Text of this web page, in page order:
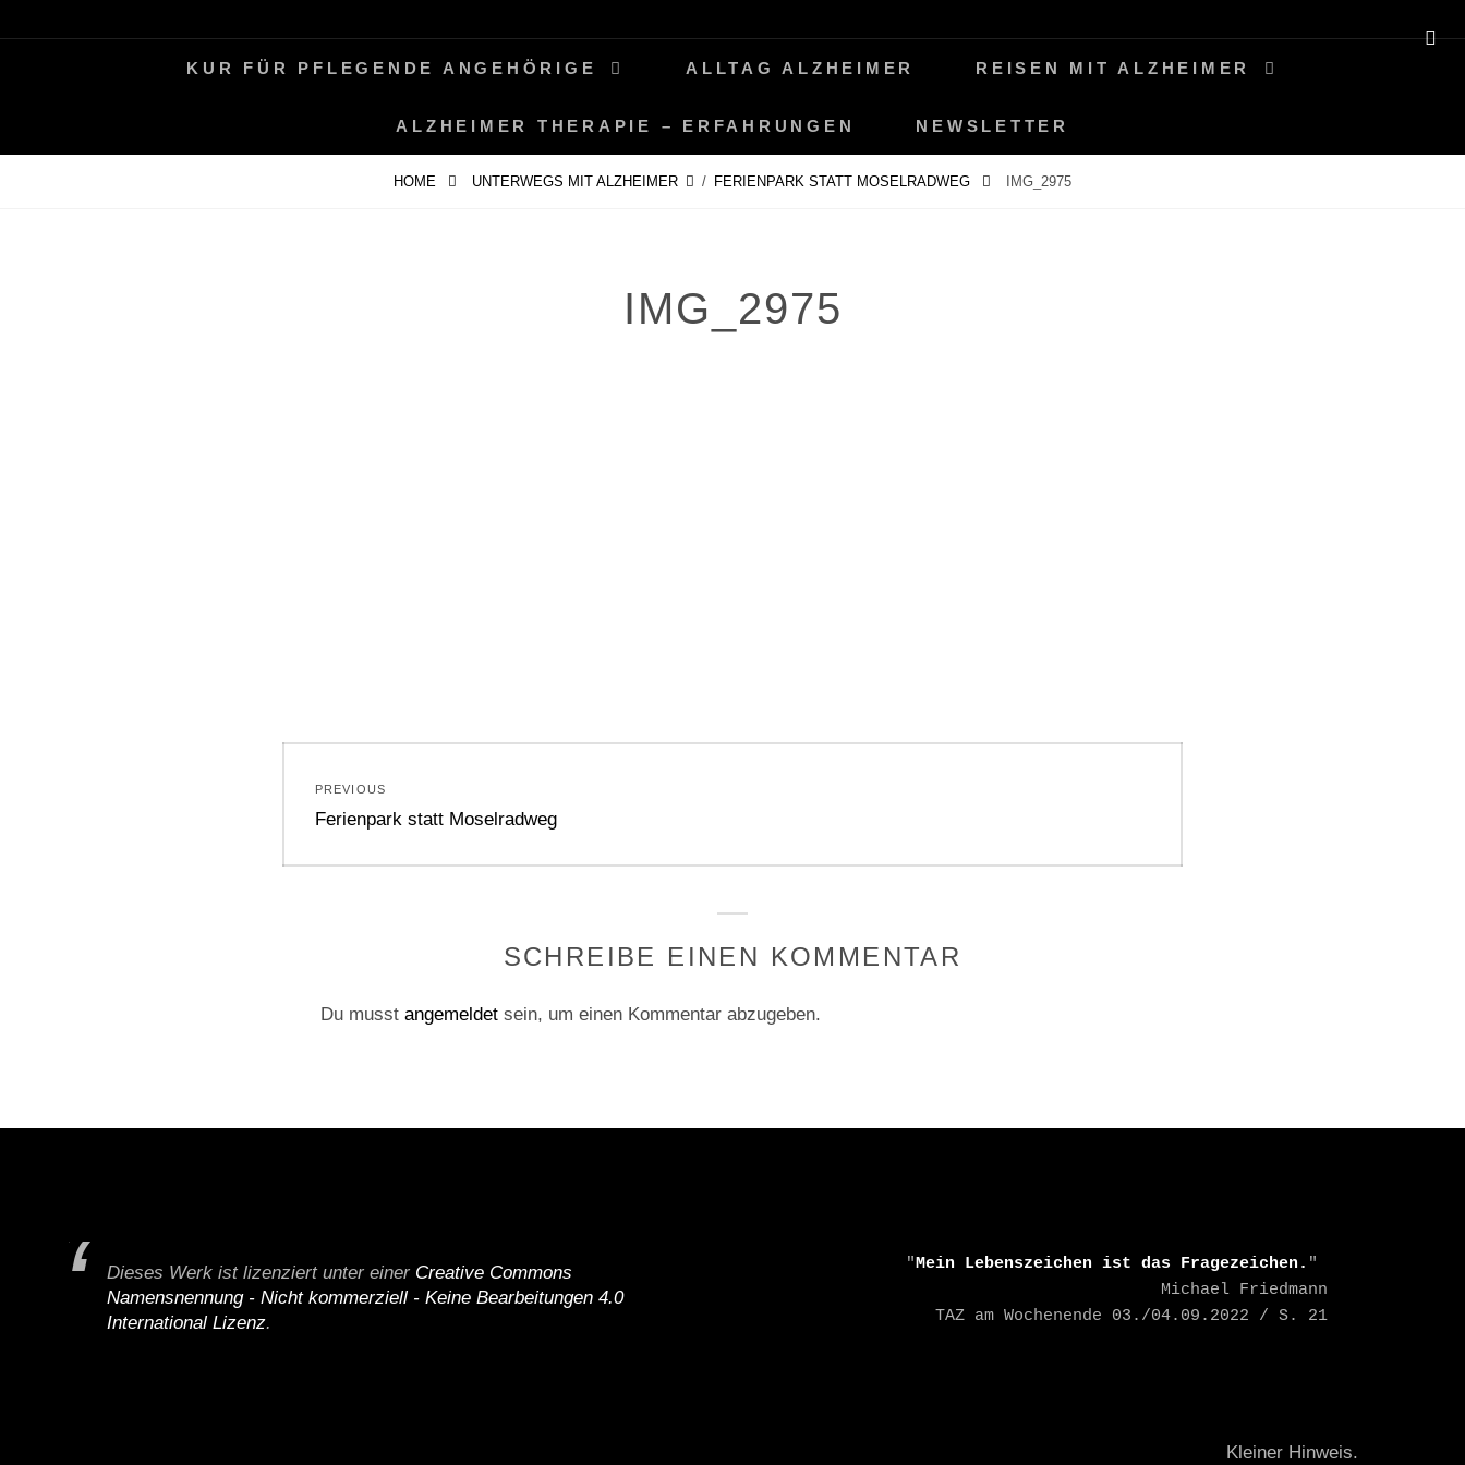
to
PERIFAIR
KUR FÜR PFLEGENDE ANGEHÖRIGE ALLTAG ALZHEIMER REISEN MIT ALZHEIMER
ALZHEIMER THERAPIE – ERFAHRUNGEN NEWSLETTER
HOME UNTERWEGS MIT ALZHEIMER / FERIENPARK STATT MOSELRADWEG IMG_2975
IMG_2975
PREVIOUS
Previous
Ferienpark statt Moselradweg
SCHREIBE EINEN KOMMENTAR
Du musst angemeldet sein, um einen Kommentar abzugeben.
Dieses Werk ist lizenziert unter einer Creative Commons
Namensnennung - Nicht kommerziell - Keine Bearbeitungen 4.0
International Lizenz.
    "
Mein Lebenszeichen ist das Fragezeichen. "
    TAZ am Wochenende 03./04.09.2022 / S. 21
Kleiner Hinweis.